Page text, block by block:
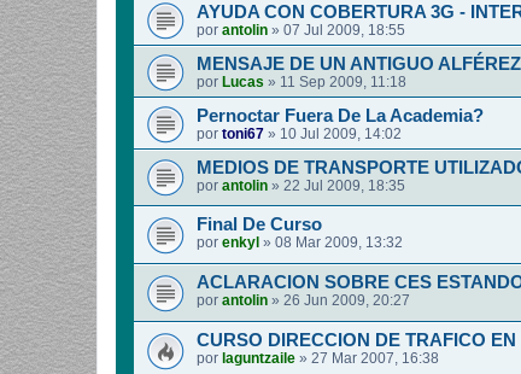
AYUDA CON COBERTURA 3G -
por antolin » 07 Jul 2009, 18:55
MENSAJE DE UN ANTIGUO
por Lucas » 11 Sep 2009, 11:18
Pernoctar Fuera De La Academia?
por toni67 » 10 Jul 2009, 14:02
MEDIOS DE TRANSPORTE
por antolin » 22 Jul 2009, 18:35
Final De Curso
por enkyl » 08 Mar 2009, 13:32
ACLARACION SOBRE CES
por antolin » 26 Jun 2009, 20:27
CURSO DIRECCION DE TRAFICO
por laguntzaile » 27 Mar 2007, 16:38